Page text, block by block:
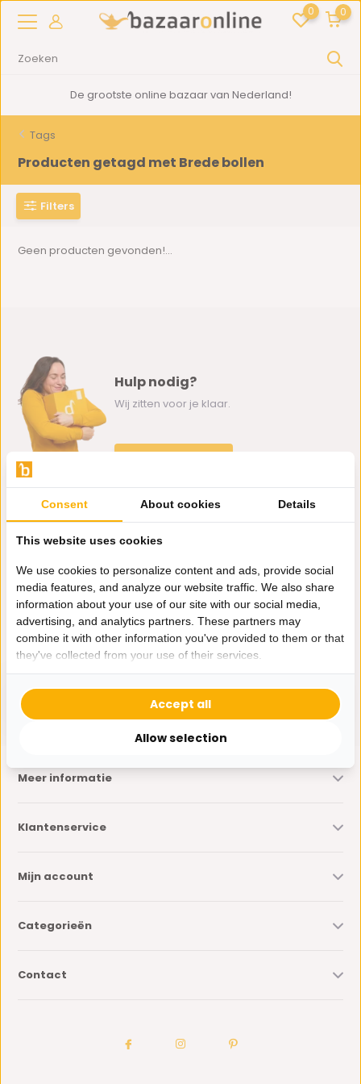
0 0
De grootste online bazaar van Nederland!
Tags
Producten getagd met Brede bollen
Filters
Geen producten gevonden!...
Hulp nodig?
Wij zitten voor je klaar.
klantenservice@bazaaronline.nl
Ontvang de nieuwste aanbiedingen en promoties. We zullen
je niet spammen, beloofd.
* Lees hier de wettelijke beperkingen
Meer informatie
Klantenservice
Mijn account
Categorieën
Contact
Consent About cookies Details
This website uses cookies
We use cookies to personalize content and ads, provide social
media features, and analyze our website traffic. We also share
information about your use of our site with our social media,
advertising, and analytics partners. These partners may
combine it with other information you've provided to them or that
they've collected from your use of their services.
Allow selection
Accept all